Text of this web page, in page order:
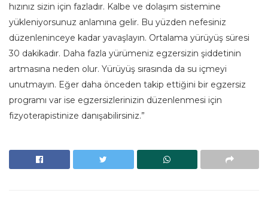
hızınız sizin için fazladır. Kalbe ve dolaşım sistemine
yükleniyorsunuz anlamına gelir. Bu yüzden nefesiniz
düzenleninceye kadar yavaşlayın. Ortalama yürüyüş süresi
30 dakikadır. Daha fazla yürümeniz egzersizin şiddetinin
artmasına neden olur. Yürüyüş sırasında da su içmeyi
unutmayın. Eğer daha önceden takip ettiğini bir egzersiz
programı var ise egzersizlerinizin düzenlenmesi için
fizyoterapistinize danışabilirsiniz.”